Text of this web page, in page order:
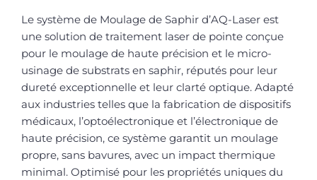
Le système de Moulage de Saphir d’AQ-Laser est
une solution de traitement laser de pointe conçue
pour le moulage de haute précision et le micro-
usinage de substrats en saphir, réputés pour leur
dureté exceptionnelle et leur clarté optique. Adapté
aux industries telles que la fabrication de dispositifs
médicaux, l’optoélectronique et l’électronique de
haute précision, ce système garantit un moulage
propre, sans bavures, avec un impact thermique
minimal. Optimisé pour les propriétés uniques du